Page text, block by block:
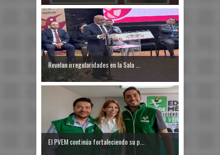
Revelan irregularidades en la Sala ...
El PVEM continúa fortaleciendo su p...